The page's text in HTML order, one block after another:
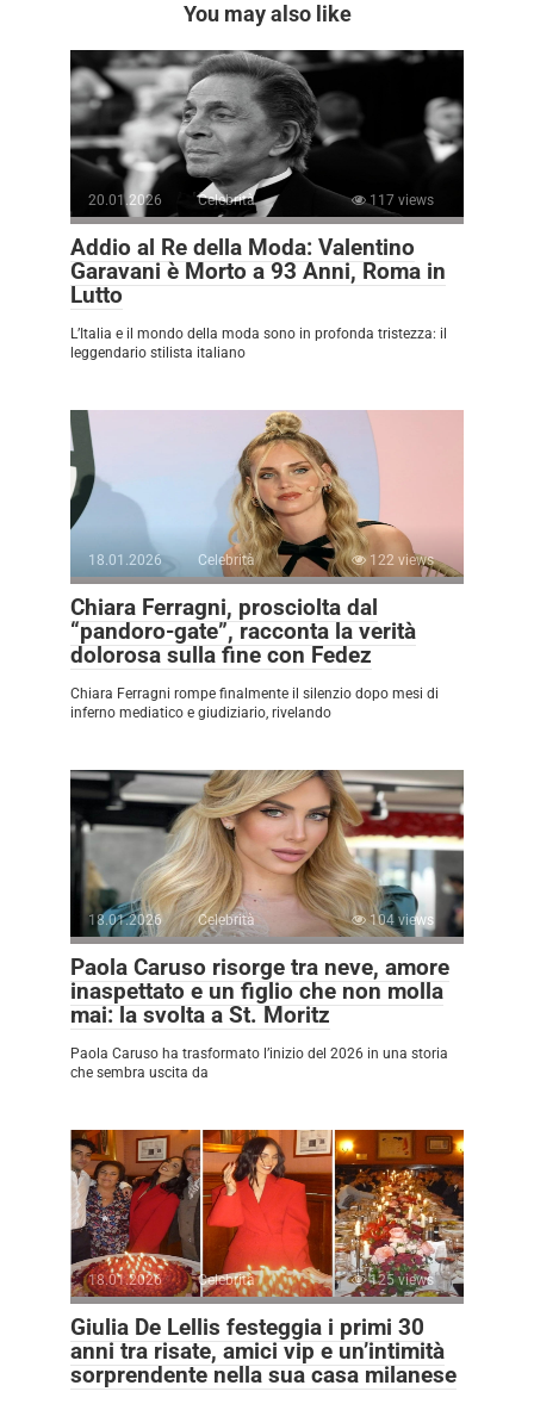
You may also like
20.01.2026 Celebrità 117 views
Addio al Re della Moda: Valentino
Garavani è Morto a 93 Anni, Roma in
Lutto
L’Italia e il mondo della moda sono in profonda tristezza: il
leggendario stilista italiano
18.01.2026 Celebrità 122 views
Chiara Ferragni, prosciolta dal
“pandoro-gate”, racconta la verità
dolorosa sulla fine con Fedez
Chiara Ferragni rompe finalmente il silenzio dopo mesi di
inferno mediatico e giudiziario, rivelando
18.01.2026 Celebrità 104 views
Paola Caruso risorge tra neve, amore
inaspettato e un figlio che non molla
mai: la svolta a St. Moritz
Paola Caruso ha trasformato l’inizio del 2026 in una storia
che sembra uscita da
18.01.2026 Celebrità 125 views
Giulia De Lellis festeggia i primi 30
anni tra risate, amici vip e un’intimità
sorprendente nella sua casa milanese